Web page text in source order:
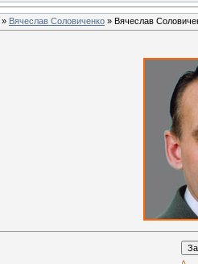
» Вячеслав Соловиченко » Вячеслав